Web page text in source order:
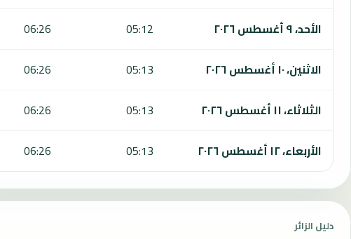
الأحد، ٩ أغسطس ٢٠٢٦
05:12
06:26
الاثنين، ١٠ أغسطس ٢٠٢٦
05:13
06:26
الثلاثاء، ١١ أغسطس ٢٠٢٦
05:13
06:26
الأربعاء، ١٢ أغسطس ٢٠٢٦
05:13
06:26
دليل الزائر